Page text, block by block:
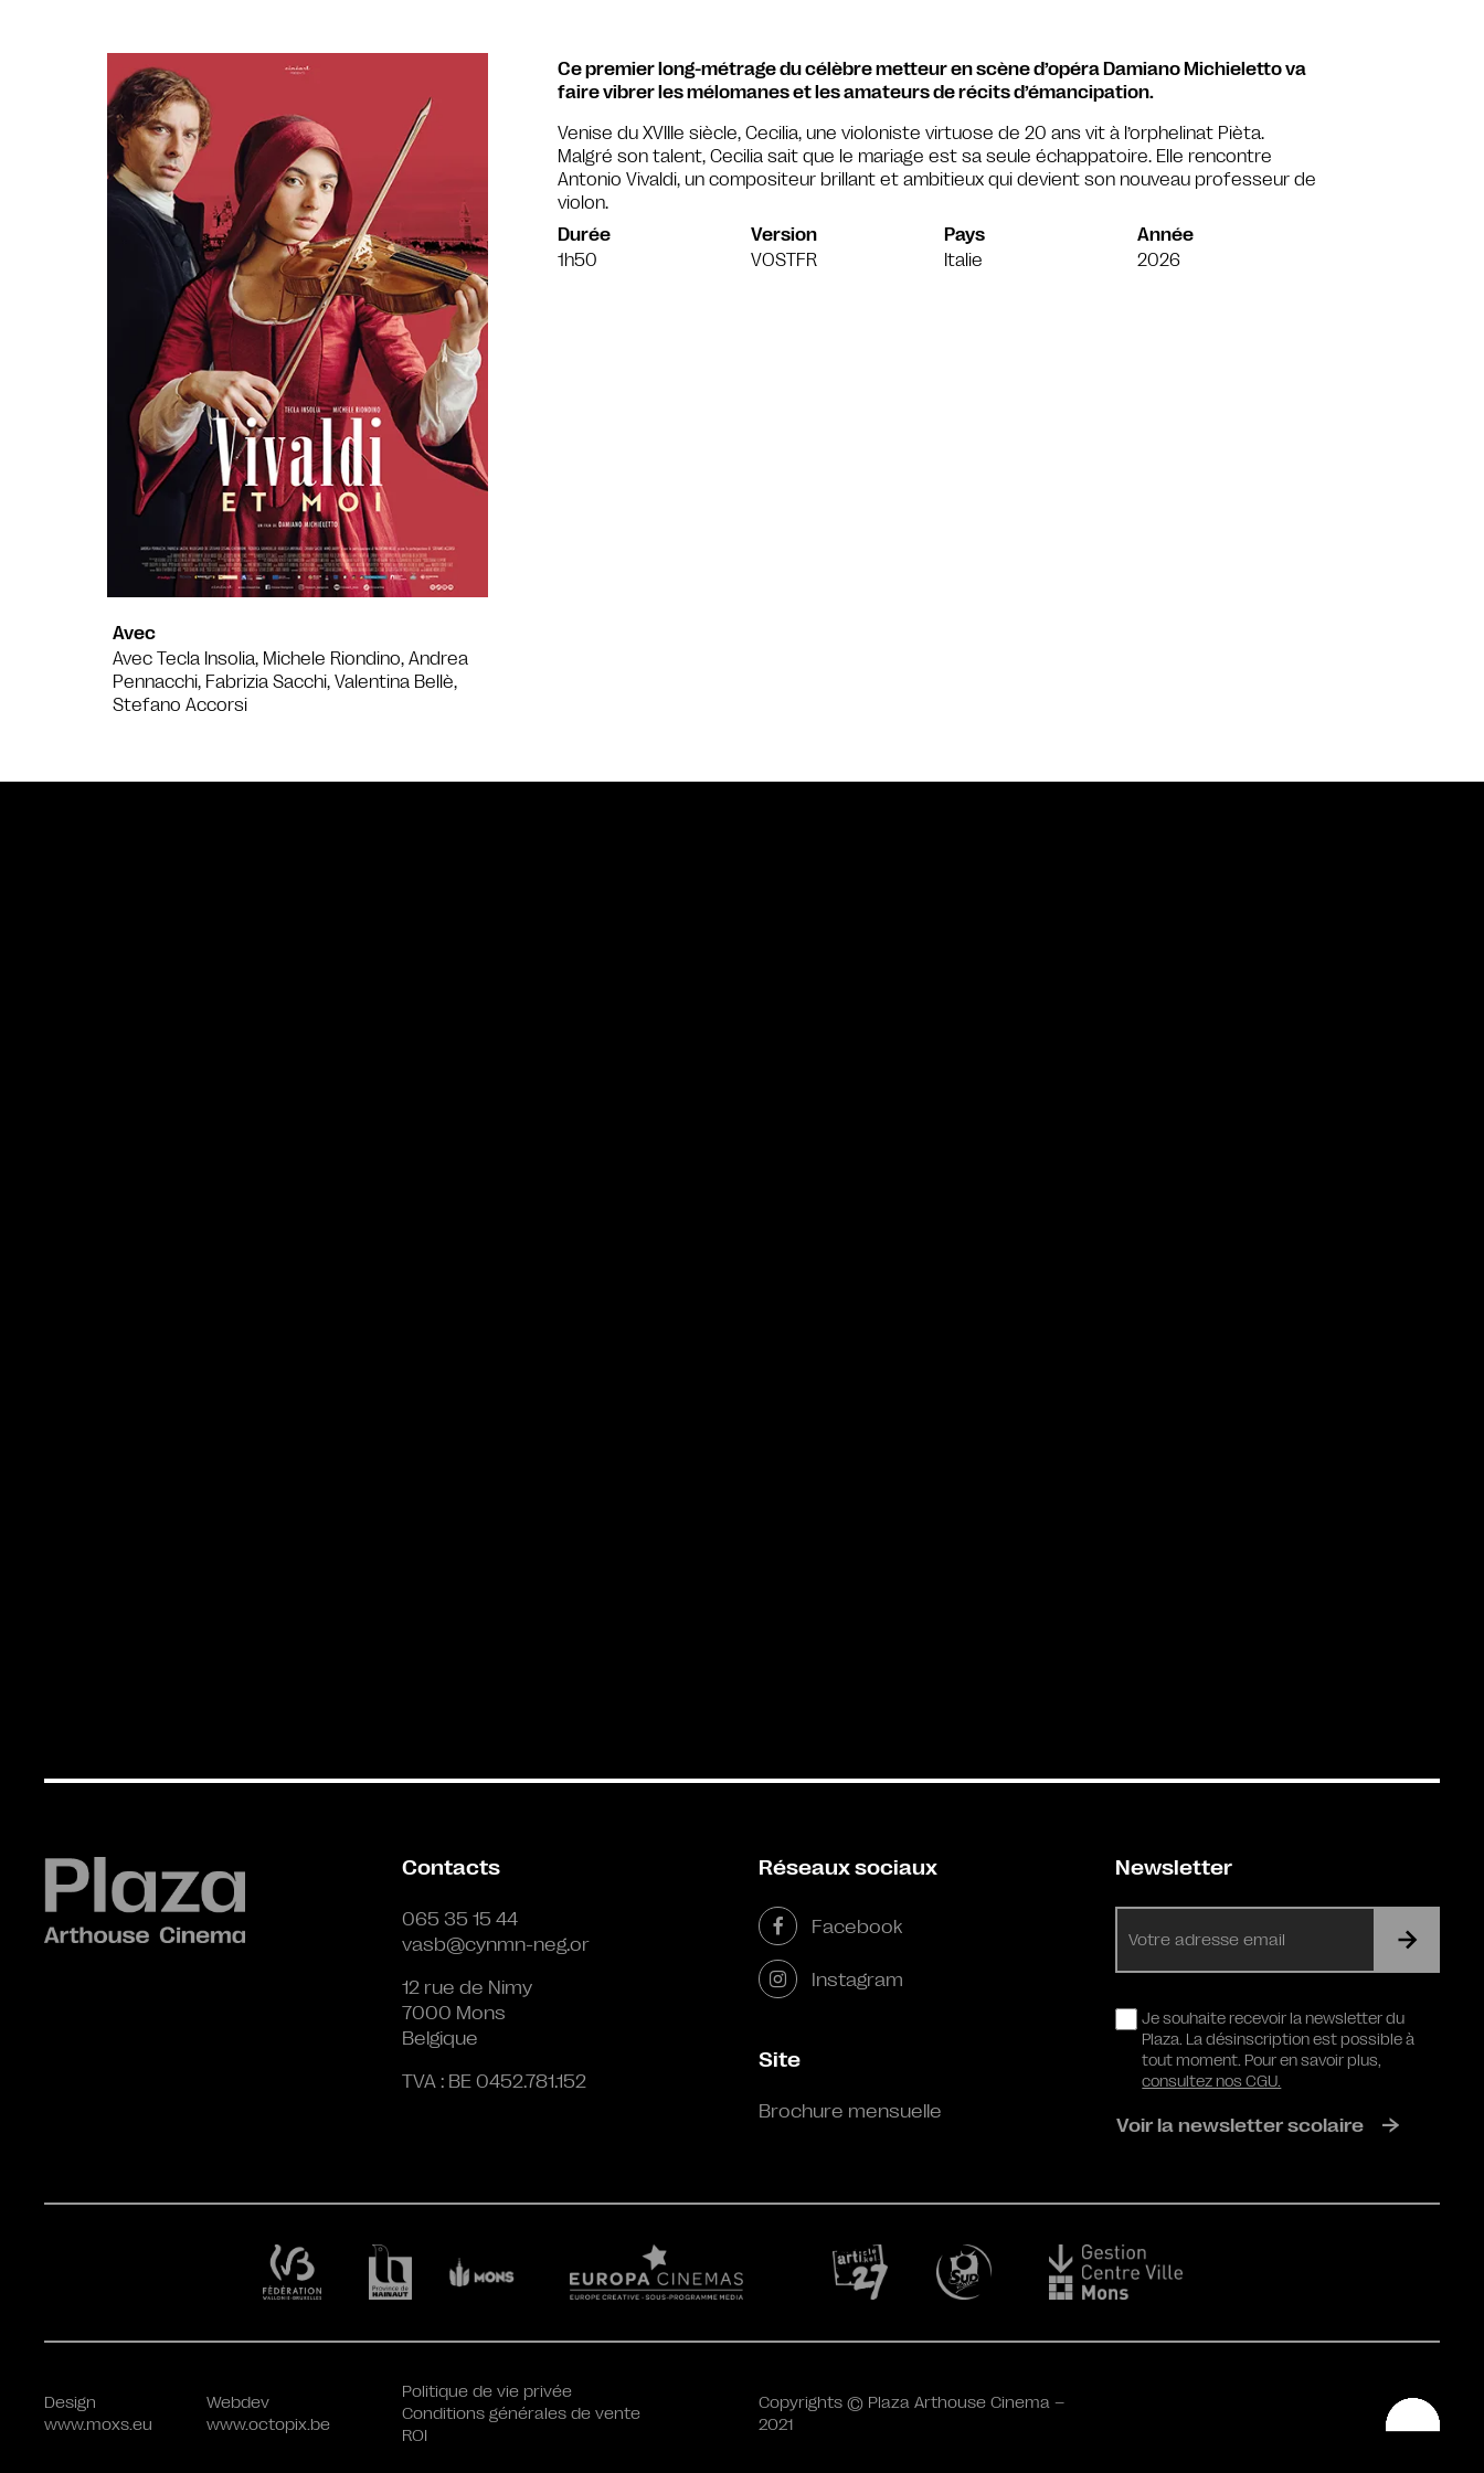
Avec
Avec Tecla Insolia, Michele Riondino, Andrea
Pennacchi, Fabrizia Sacchi, Valentina Bellè,
Stefano Accorsi
Ce premier long-métrage du célèbre metteur en scène d’opéra Damiano Michieletto va
faire vibrer les mélomanes et les amateurs de récits d’émancipation.
Venise du XVIIIe siècle, Cecilia, une violoniste virtuose de 20 ans vit à l’orphelinat Pièta.
Malgré son talent, Cecilia sait que le mariage est sa seule échappatoire. Elle rencontre
Antonio Vivaldi, un compositeur brillant et ambitieux qui devient son nouveau professeur de
violon.
Durée
1h50
Version
VOSTFR
Pays
Italie
Année
2026
Contacts
065 35 15 44
vasb@cynmn-neg.or
12 rue de Nimy
7000 Mons
Belgique
TVA : BE 0452.781.152
Réseaux sociaux
Facebook
Instagram
Site
Brochure mensuelle
Newsletter
mail
RGPDJe souhaite recevoir la newsletter du
Plaza. La désinscription est possible à
tout moment. Pour en savoir plus,
consultez nos CGU.
Voir la newsletter scolaire
Design
www.moxs.eu
Webdev
www.octopix.be
Politique de vie privée
Conditions générales de vente
ROI
Copyrights © Plaza Arthouse Cinema –
2021